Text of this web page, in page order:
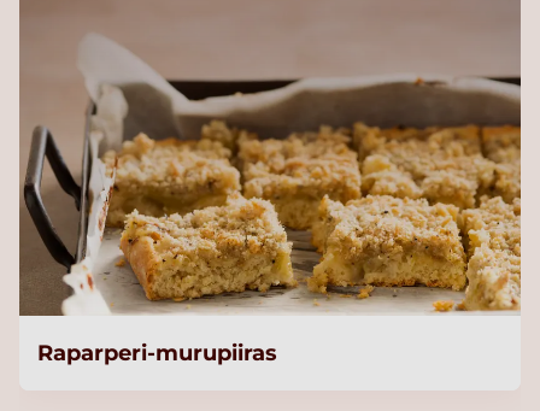
Raparperi-murupiiras